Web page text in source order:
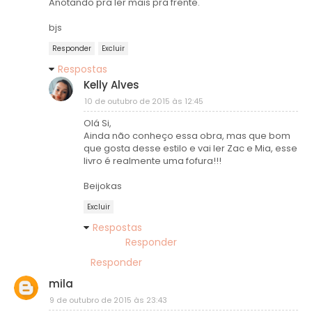
bjs
Responder Excluir
Respostas
Kelly Alves
10 de outubro de 2015 às 12:45
Olá Si,
Ainda não conheço essa obra, mas que bom
que gosta desse estilo e vai ler Zac e Mia, esse
livro é realmente uma fofura!!!
Beijokas
Excluir
Respostas
Responder
Responder
mila
9 de outubro de 2015 às 23:43